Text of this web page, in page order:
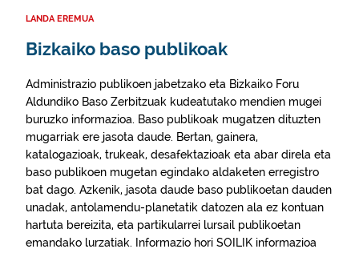
LANDA EREMUA
Bizkaiko baso publikoak
Administrazio publikoen jabetzako eta Bizkaiko Foru
Aldundiko Baso Zerbitzuak kudeatutako mendien mugei
buruzko informazioa. Baso publikoak mugatzen dituzten
mugarriak ere jasota daude. Bertan, gainera,
katalogazioak, trukeak, desafektazioak eta abar direla eta
baso publikoen mugetan egindako aldaketen erregistro
bat dago. Azkenik, jasota daude baso publikoetan dauden
unadak, antolamendu-planetatik datozen ala ez kontuan
hartuta bereizita, eta partikularrei lursail publikoetan
emandako lurzatiak. Informazio hori SOILIK informazioa